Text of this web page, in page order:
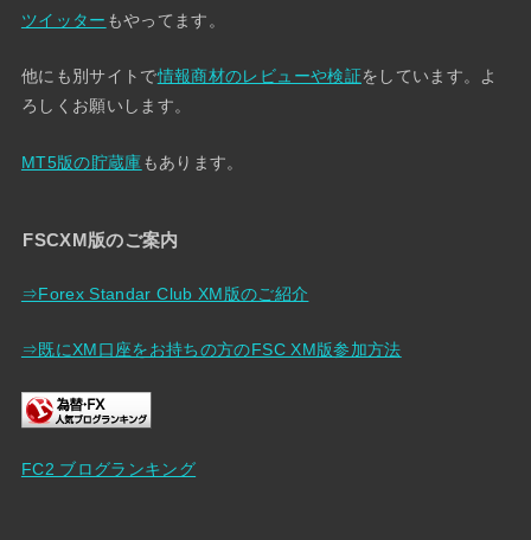
ツイッター もやってます。
他にも別サイトで情報商材のレビューや検証をしています。よ
ろしくお願いします。
MT5版の貯蔵庫もあります。
FSCXM版のご案内
⇒Forex Standar Club XM版のご紹介
⇒既にXM口座をお持ちの方のFSC XM版参加方法
FC2 ブログランキング